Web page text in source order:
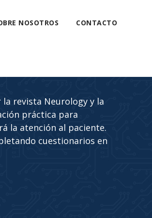
NOSOTROS CONTACTO
revista Neurology y la
práctica para
la atención al paciente.
cuestionarios en